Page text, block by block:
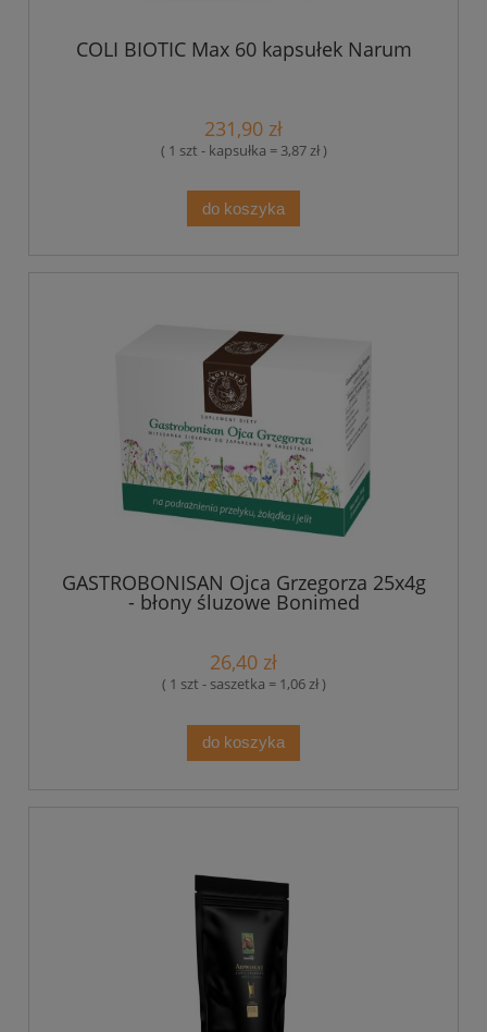
COLI BIOTIC Max 60 kapsułek Narum
231,90 zł
( 1 szt - kapsułka = 3,87 zł )
do koszyka
GASTROBONISAN Ojca Grzegorza 25x4g
- błony śluzowe Bonimed
26,40 zł
( 1 szt - saszetka = 1,06 zł )
do koszyka